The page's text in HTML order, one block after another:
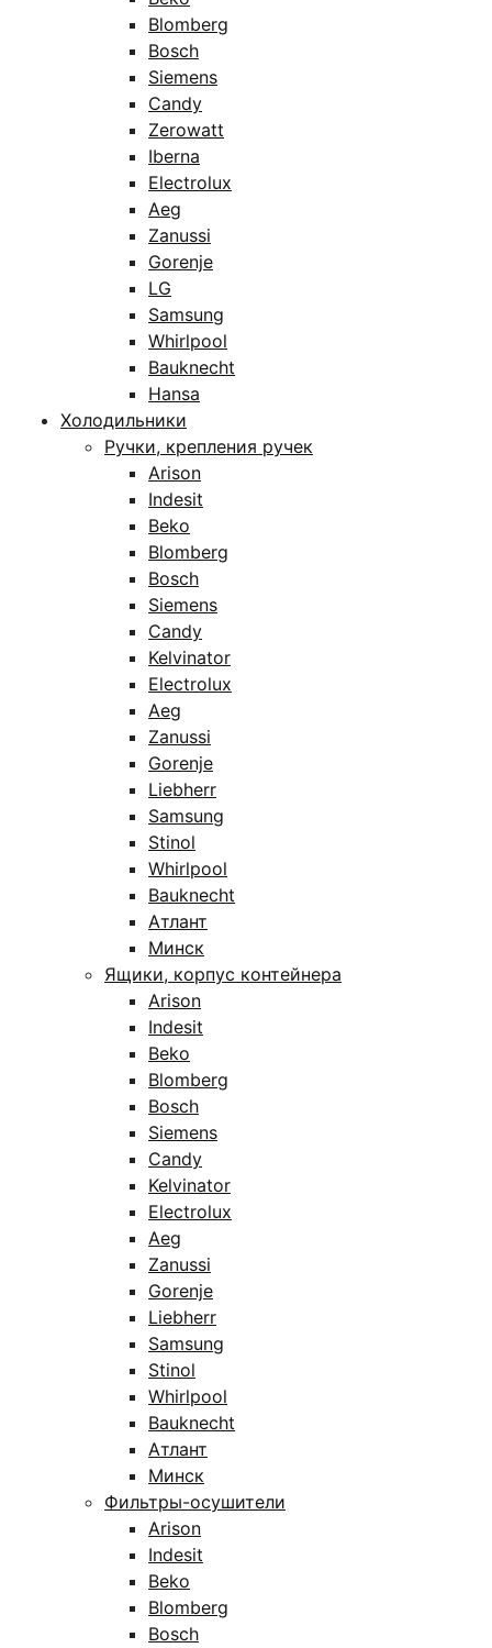
Blomberg
Bosch
Siemens
Candy
Zerowatt
Iberna
Electrolux
Aeg
Zanussi
Gorenje
LG
Samsung
Whirlpool
Bauknecht
Hansa
Холодильники
Ручки, крепления ручек
Arison
Indesit
Beko
Blomberg
Bosch
Siemens
Candy
Kelvinator
Electrolux
Aeg
Zanussi
Gorenje
Liebherr
Samsung
Stinol
Whirlpool
Bauknecht
Атлант
Минск
Ящики, корпус контейнера
Arison
Indesit
Beko
Blomberg
Bosch
Siemens
Candy
Kelvinator
Electrolux
Aeg
Zanussi
Gorenje
Liebherr
Samsung
Stinol
Whirlpool
Bauknecht
Атлант
Минск
Фильтры-осушители
Arison
Indesit
Beko
Blomberg
Bosch